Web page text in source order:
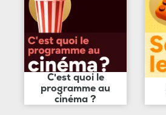
C'est quoi le
programme au
cinéma ?